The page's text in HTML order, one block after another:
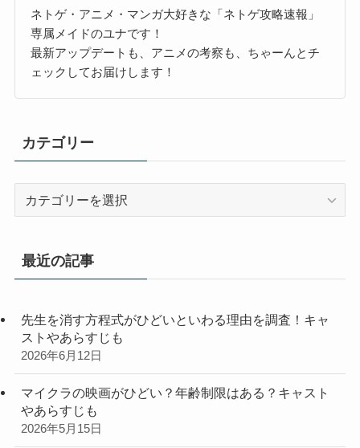
ネトゲ・アニメ・マンガ大好きな「ネトゲ攻略速報」
専属メイドのユナです！
最新アップデートも、アニメの考察も、ちゃーんとチ
ェックしてお届けします！
カテゴリー
リ
最近の記事
先生を消す方程式がひどいといわる理由を調査！キャ
ストやあらすじも
2026年6月12日
マイクラの映画がひどい？年齢制限はある？キャスト
やあらすじも
2026年5月15日